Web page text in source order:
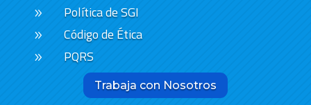
9 Política de SGI
9 Código de Ética
9 PQRS
Trabaja con Nosotros